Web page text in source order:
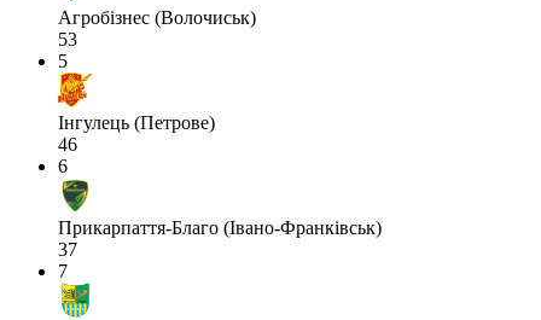
Агробізнес (Волочиськ)
53
5
Інгулець (Петрове)
46
6
Прикарпаття-Благо (Івано-Франківськ)
37
7